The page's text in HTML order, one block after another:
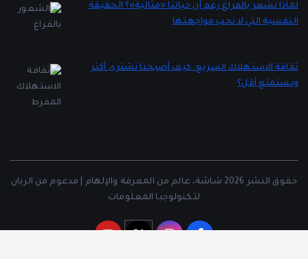
لماذا نشعر بالفراغ رغم أن حياتنا «مثالية»؟ الحقيقة
النفسية التي لا نحب مواجهتها
ثقافة الاستهلاك السريع: كيف أصبحنا نشتري أكثر
ونستمتع أقل؟
حقوق النشر 2026 شاشة، عالم من المعرفة والإلهام | مدعوم من الريان
لتكنولوجيا المعلومات